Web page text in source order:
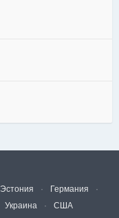
Эстония
Германия
Украина США